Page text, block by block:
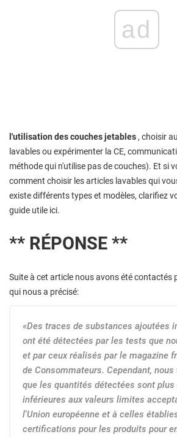
ad
l'utilisation des couches jetables , choisir
lavables ou expérimenter la CE,
méthode qui n'utilise pas de couches). Et si
comment choisir les articles lavables qui
existe différents types et modèles, clarifiez
guide utile ici.
** RÉPONSE **
Suite à cet article nous avons été contactés
qui nous a précisé:
«Des traces de substances ajoutées
ont été détectées par les tests que
et par ceux réalisés par le magazine
de Consommateurs. Cependant,
que les quantités détectées sont plus
inférieures aux valeurs limites
l'Union européenne et à celles
certifications pour les produits pour